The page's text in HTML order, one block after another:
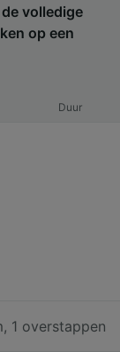
volledige
op een
Duur
, 1 overstappen